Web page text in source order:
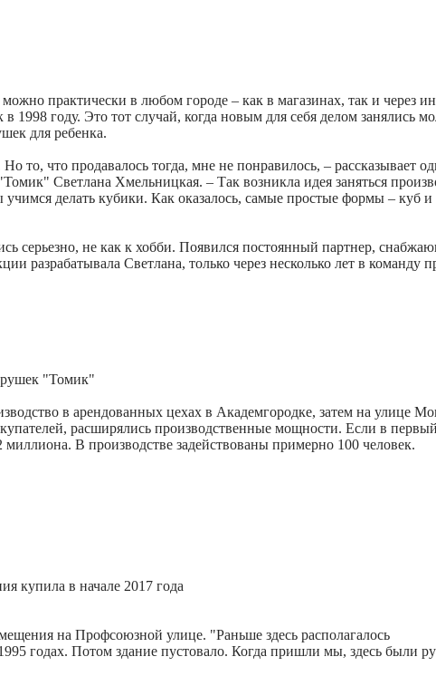
практически в любом городе – как в магазинах, так и через
году. Это тот случай, когда новым для себя делом занялись
для ребенка.
то, что продавалось тогда, мне не понравилось, – рассказывает
Светлана Хмельницкая. – Так возникла идея заняться
делать кубики. Как оказалось, самые простые формы – куб
серьезно, не как к хобби. Появился постоянный партнер,
разрабатывала Светлана, только через несколько лет в команду
"Томик"
в арендованных цехах в Академгородке, затем на улице
расширялись производственные мощности. Если в
В производстве задействованы примерно 100 человек.
купила в начале 2017 года
на Профсоюзной улице. "Раньше здесь располагалось
годах. Потом здание пустовало. Когда пришли мы, здесь были